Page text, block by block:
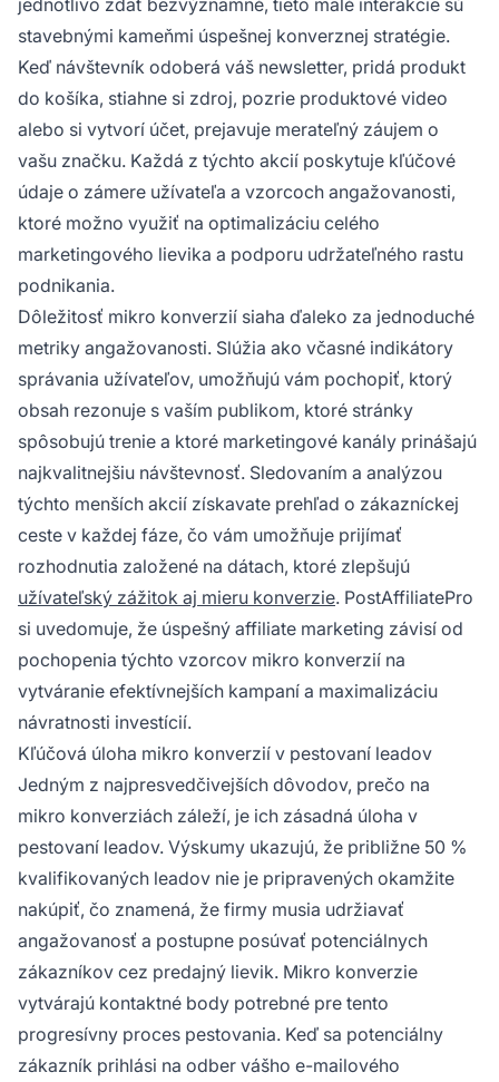
stavebnými kameňmi úspešnej konverznej stratégie.
Keď návštevník odoberá váš newsletter, pridá produkt
do košíka, stiahne si zdroj, pozrie produktové video
alebo si vytvorí účet, prejavuje merateľný záujem o
vašu značku. Každá z týchto akcií poskytuje kľúčové
údaje o zámere užívateľa a vzorcoch angažovanosti,
ktoré možno využiť na optimalizáciu celého
marketingového lievika a podporu udržateľného rastu
podnikania.
Dôležitosť mikro konverzií siaha ďaleko za jednoduché
metriky angažovanosti. Slúžia ako včasné indikátory
správania užívateľov, umožňujú vám pochopiť, ktorý
obsah rezonuje s vaším publikom, ktoré stránky
spôsobujú trenie a ktoré marketingové kanály prinášajú
najkvalitnejšiu návštevnosť. Sledovaním a analýzou
týchto menších akcií získavate prehľad o zákazníckej
ceste v každej fáze, čo vám umožňuje prijímať
rozhodnutia založené na dátach, ktoré zlepšujú
užívateľský zážitok aj mieru konverzie. PostAffiliatePro
si uvedomuje, že úspešný affiliate marketing závisí od
pochopenia týchto vzorcov mikro konverzií na
vytváranie efektívnejších kampaní a maximalizáciu
návratnosti investícií.
Kľúčová úloha mikro konverzií v pestovaní leadov
Jedným z najpresvedčivejších dôvodov, prečo na
mikro konverziách záleží, je ich zásadná úloha v
pestovaní leadov. Výskumy ukazujú, že približne 50 %
kvalifikovaných leadov nie je pripravených okamžite
nakúpiť, čo znamená, že firmy musia udržiavať
angažovanosť a postupne posúvať potenciálnych
zákazníkov cez predajný lievik. Mikro konverzie
vytvárajú kontaktné body potrebné pre tento
progresívny proces pestovania. Keď sa potenciálny
zákazník prihlási na odber vášho e-mailového